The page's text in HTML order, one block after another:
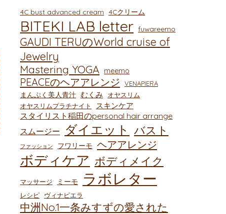
4C bust advanced cream 4Cクリーム
BITEKI LAB letter fuwareemo
GAUDI TERUのWorld cruise of
Jewelry
Mastering YOGA meemo
PEACEのヘアアレンジ VENAPIERA
まんぷく美人青汁 むくみ
オヤスリム
オヤスリムプラチナイト
スキンケア
スタイリスト稲田のpersonal hair arrange
スムージー
ダイエット バスト
ファッション フワリーモ ヘアアレンジ
ボディケア ボディメイク
マッサージ ミーモ ラボレター
レシピ ヴィナピエラ
中洲No.1一条みすずの愛された